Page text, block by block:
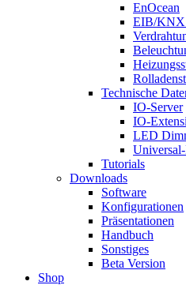
EnOcean
EIB/KNX
Technische
IO-Server
IO-
LED
Tutorials
Downloads
Software
Konfigurationen
Präsentationen
Handbuch
Sonstiges
Beta Version
Shop